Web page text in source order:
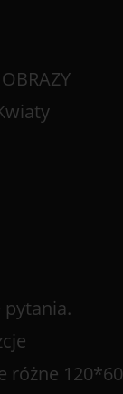
pytania.
różne 120*60